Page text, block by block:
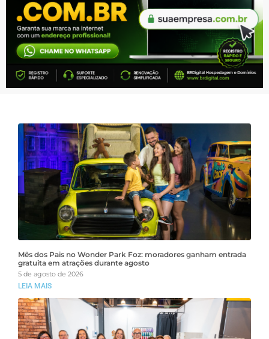
Mês dos Pais no Wonder Park Foz: moradores ganham entrada
gratuita em atrações durante agosto
5 de agosto de 2026
LEIA MAIS